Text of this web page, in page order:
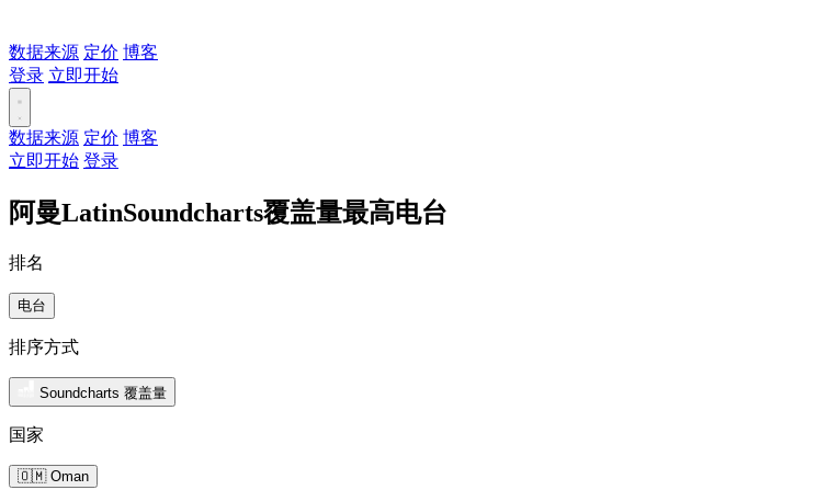
数据来源 定价 博客
登录 立即开始
数据来源 定价 博客
立即开始 登录
阿曼LatinSoundcharts覆盖量最高电台
排名
电台
排序方式
Soundcharts 覆盖量
国家
🇴🇲 Oman